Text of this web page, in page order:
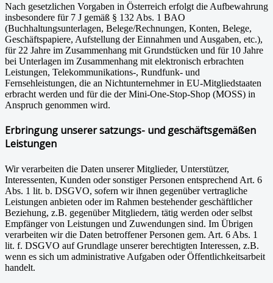
Nach gesetzlichen Vorgaben in Österreich erfolgt die Aufbewahrung
insbesondere für 7 J gemäß § 132 Abs. 1 BAO
(Buchhaltungsunterlagen, Belege/Rechnungen, Konten, Belege,
Geschäftspapiere, Aufstellung der Einnahmen und Ausgaben, etc.),
für 22 Jahre im Zusammenhang mit Grundstücken und für 10 Jahre
bei Unterlagen im Zusammenhang mit elektronisch erbrachten
Leistungen, Telekommunikations-, Rundfunk- und
Fernsehleistungen, die an Nichtunternehmer in EU-Mitgliedstaaten
erbracht werden und für die der Mini-One-Stop-Shop (MOSS) in
Anspruch genommen wird.
Erbringung unserer satzungs- und geschäftsgemäßen
Leistungen
Wir verarbeiten die Daten unserer Mitglieder, Unterstützer,
Interessenten, Kunden oder sonstiger Personen entsprechend Art. 6
Abs. 1 lit. b. DSGVO, sofern wir ihnen gegenüber vertragliche
Leistungen anbieten oder im Rahmen bestehender geschäftlicher
Beziehung, z.B. gegenüber Mitgliedern, tätig werden oder selbst
Empfänger von Leistungen und Zuwendungen sind. Im Übrigen
verarbeiten wir die Daten betroffener Personen gem. Art. 6 Abs. 1
lit. f. DSGVO auf Grundlage unserer berechtigten Interessen, z.B.
wenn es sich um administrative Aufgaben oder Öffentlichkeitsarbeit
handelt.